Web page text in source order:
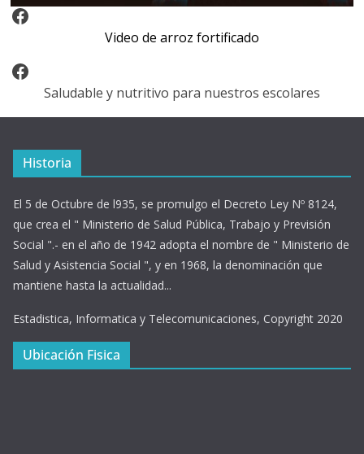
Video Arroz Fortificado
Video de arroz fortificado
Facebook
Saludable y nutritivo para nuestros escolares
Historia
El 5 de Octubre de l935, se promulgo el Decreto Ley Nº 8124,
que crea el " Ministerio de Salud Pública, Trabajo y Previsión
Social ".- en el año de 1942 adopta el nombre de " Ministerio de
Salud y Asistencia Social ", y en 1968, la denominación que
mantiene hasta la actualidad...
Estadistica, Informatica y Telecomunicaciones, Copyright 2020
Ubicación Fisica